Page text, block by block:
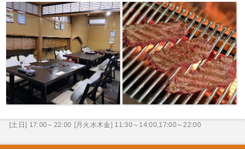
[土日] 17:00～22:00 [月火水木金] 11:30～14:00,17:00～22:00